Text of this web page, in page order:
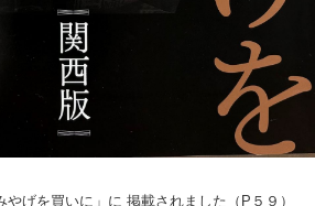
げを買いに」に 掲載されました（P５９）